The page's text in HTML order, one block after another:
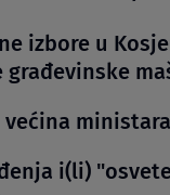
izbore u
građevinske
većina
i(li)